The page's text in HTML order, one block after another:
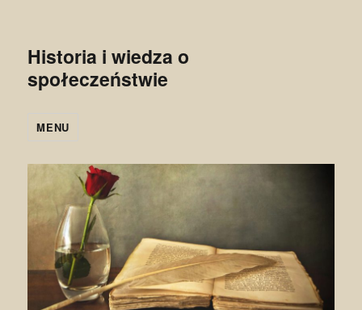
Historia i wiedza o
społeczeństwie
MENU